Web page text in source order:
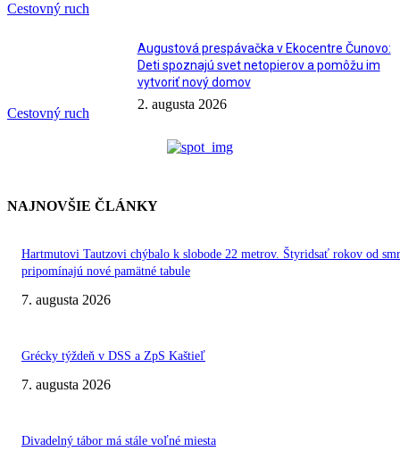
Cestovný ruch
Cestovný ruch
Augustová prespávačka v Ekocentre Čunovo:
Deti spoznajú svet netopierov a pomôžu im
vytvoriť nový domov
2. augusta 2026
NAJNOVŠIE ČLÁNKY
Hartmutovi Tautzovi chýbalo k slobode 22 metrov. Štyridsať rokov od
pripomínajú nové pamätné tabule
7. augusta 2026
Grécky týždeň v DSS a ZpS Kaštieľ
7. augusta 2026
Divadelný tábor má stále voľné miesta